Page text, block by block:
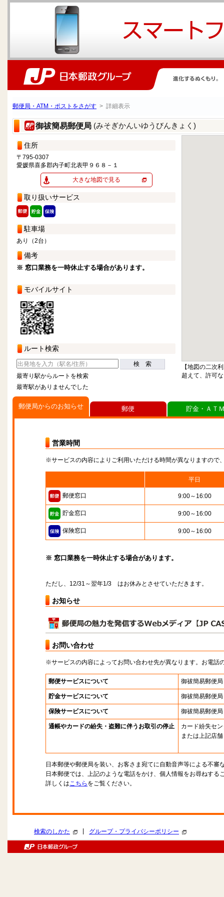
郵便局・ATM・ポストをさがす > 詳細表示
御祓簡易郵便局 (みそぎかんいゆうびんきょく)
住所
〒795-0307
愛媛県喜多郡内子町北表甲９６８－１
大きな地図で見る
取り扱いサービス
駐車場
あり（2台）
備考
※ 窓口業務を一時休止する場合があります。
モバイルサイト
ルート検索
検 索
最寄り駅からルートを検索
最寄駅がありませんでした
【地図の二次
超えて、許可
郵便局からのお知らせ
営業時間
※サービスの内容によりご利用いただける時間が異なりますので
平日
郵便窓口 9:00～16:00
貯金窓口 9:00～16:00
保険窓口 9:00～16:00
※ 窓口業務を一時休止する場合があります。
ただし、12/31～翌年1/3 はお休みとさせていただきます。
お知らせ
お問い合わせ
※サービスの内容によってお問い合わせ先が異なります。お電話
郵便サービスについて 御祓簡易郵便局
貯金サービスについて 御祓簡易郵便局
保険サービスについて 御祓簡易郵便局
通帳やカードの紛失・盗難に伴うお取引の停止
カード紛失セ
または上記店舗
日本郵便や郵便局を装い、お客さま宛てに自動音声等による不審
日本郵便では、上記のような電話をかけ、個人情報をお尋ねする
詳しくはこちら をご覧ください。
郵便 貯金・ＡＴ
検索のしかた グループ・プライバシーポリシー